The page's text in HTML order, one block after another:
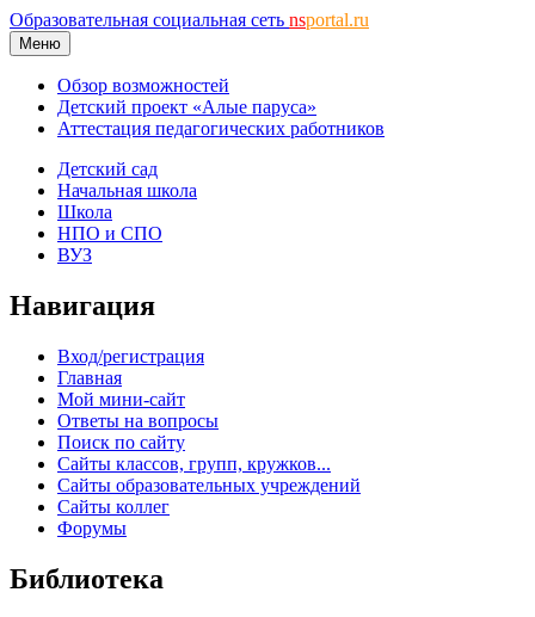
Образовательная социальная сеть nsportal.ru
Меню
Обзор возможностей
Детский проект «Алые паруса»
Аттестация педагогических работников
Детский сад
Начальная школа
Школа
НПО и СПО
ВУЗ
Навигация
Вход/регистрация
Главная
Мой мини-сайт
Ответы на вопросы
Поиск по сайту
Сайты классов, групп, кружков...
Сайты образовательных учреждений
Сайты коллег
Форумы
Библиотека